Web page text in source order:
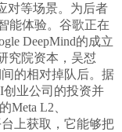
对等场景。为后者
能体验。谷歌正在
DeepMind的成立
究院资本，吴怼
的相对掉队后。据
业公司的投资并
Meta L2、
台上获取，它能够把